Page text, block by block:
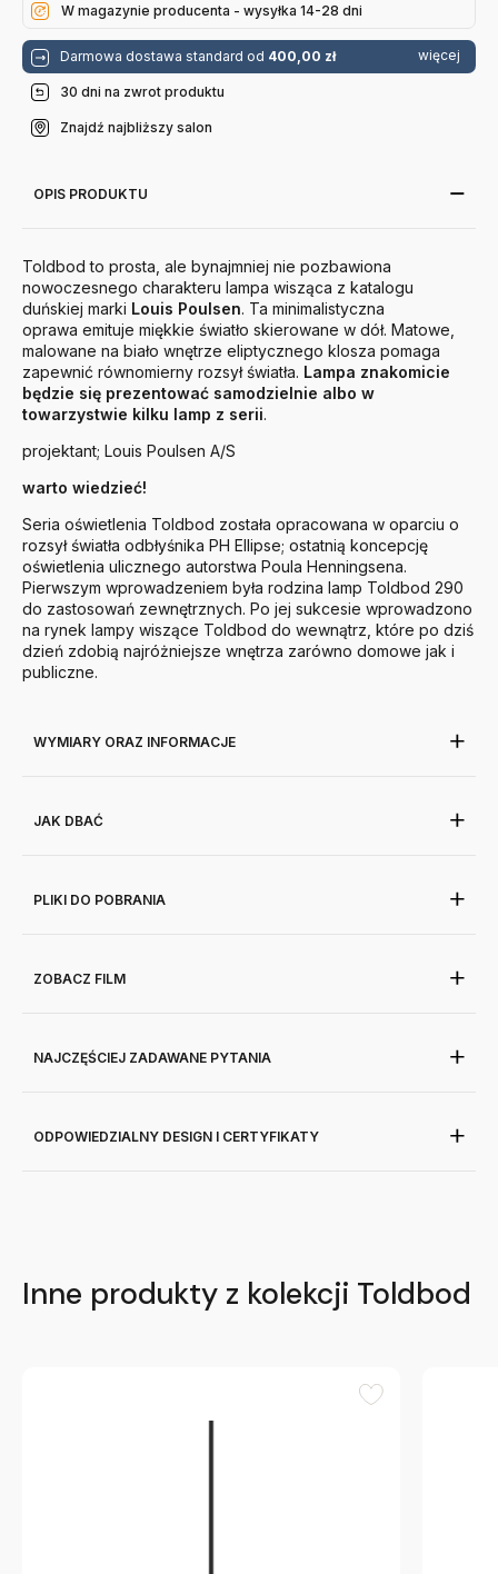
Poulsen
Poulsen
W magazynie producenta - wysyłka 14-28 dni
Darmowa dostawa standard od 400,00 zł więcej
30 dni na zwrot produktu
Znajdź najbliższy salon
OPIS PRODUKTU
Toldbod to prosta, ale bynajmniej nie pozbawiona
nowoczesnego charakteru lampa wisząca z katalogu
duńskiej marki Louis Poulsen. Ta minimalistyczna
oprawa emituje miękkie światło skierowane w dół. Matowe,
malowane na biało wnętrze eliptycznego klosza pomaga
zapewnić równomierny rozsył światła. Lampa znakomicie
będzie się prezentować samodzielnie albo w
towarzystwie kilku lamp z serii.
projektant; Louis Poulsen A/S
warto wiedzieć!
Seria oświetlenia Toldbod została opracowana w oparciu o
rozsył światła odbłyśnika PH Ellipse; ostatnią koncepcję
oświetlenia ulicznego autorstwa Poula Henningsena.
Pierwszym wprowadzeniem była rodzina lamp Toldbod 290
do zastosowań zewnętrznych. Po jej sukcesie wprowadzono
na rynek lampy wiszące Toldbod do wewnątrz, które po dziś
dzień zdobią najróżniejsze wnętrza zarówno domowe jak i
publiczne.
WYMIARY ORAZ INFORMACJE
JAK DBAĆ
PLIKI DO POBRANIA
ZOBACZ FILM
NAJCZĘŚCIEJ ZADAWANE PYTANIA
ODPOWIEDZIALNY DESIGN I CERTYFIKATY
Inne produkty z kolekcji Toldbod